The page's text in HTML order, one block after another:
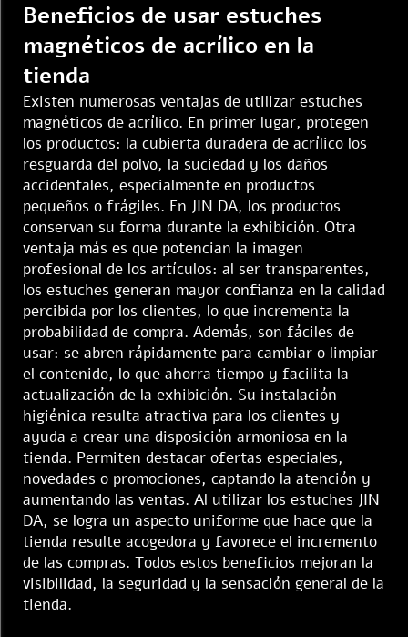
Beneficios de usar estuches
magnéticos de acrílico en la
tienda
Existen numerosas ventajas de utilizar estuches
magnéticos de acrílico. En primer lugar, protegen
los productos: la cubierta duradera de acrílico los
resguarda del polvo, la suciedad y los daños
accidentales, especialmente en productos
pequeños o frágiles. En JIN DA, los productos
conservan su forma durante la exhibición. Otra
ventaja más es que potencian la imagen
profesional de los artículos: al ser transparentes,
los estuches generan mayor confianza en la calidad
percibida por los clientes, lo que incrementa la
probabilidad de compra. Además, son fáciles de
usar: se abren rápidamente para cambiar o limpiar
el contenido, lo que ahorra tiempo y facilita la
actualización de la exhibición. Su instalación
higiénica resulta atractiva para los clientes y
ayuda a crear una disposición armoniosa en la
tienda. Permiten destacar ofertas especiales,
novedades o promociones, captando la atención y
aumentando las ventas. Al utilizar los estuches JIN
DA, se logra un aspecto uniforme que hace que la
tienda resulte acogedora y favorece el incremento
de las compras. Todos estos beneficios mejoran la
visibilidad, la seguridad y la sensación general de la
tienda.